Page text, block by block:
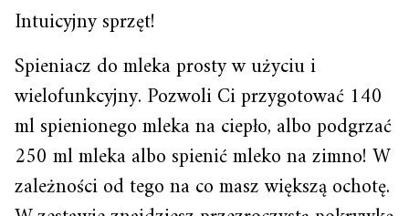
Intuicyjny sprzęt!
Spieniacz do mleka prosty w użyciu i
wielofunkcyjny. Pozwoli Ci przygotować 140
ml spienionego mleka na ciepło, albo podgrzać
250 ml mleka albo spienić mleko na zimno! W
zależności od tego na co masz większą ochotę.